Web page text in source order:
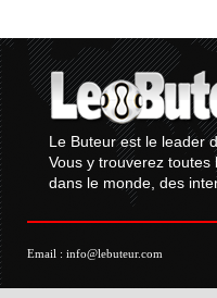
Le Buteur est le leader
Vous y trouverez
dans le monde, des
Email : info@lebuteur.com